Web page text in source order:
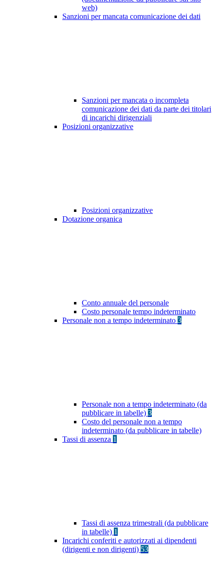
web)
Sanzioni per mancata comunicazione dei dati
Sanzioni per mancata o incompleta
comunicazione dei dati da parte dei titolari
di incarichi dirigenziali
Posizioni organizzative
Posizioni organizzative
Dotazione organica
Conto annuale del personale
Costo personale tempo indeterminato
Personale non a tempo indeterminato 3
Personale non a tempo indeterminato (da
pubblicare in tabelle) 3
Costo del personale non a tempo
indeterminato (da pubblicare in tabelle)
Tassi di assenza 1
Tassi di assenza trimestrali (da pubblicare
in tabelle) 1
Incarichi conferiti e autorizzati ai dipendenti
(dirigenti e non dirigenti) 53